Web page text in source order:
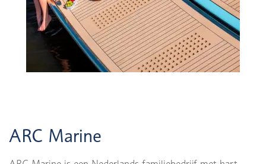
ARC Marine